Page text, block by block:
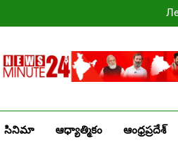
సినిమా ఆధ్యాత్మికం ఆంధ్రప్రదేశ్